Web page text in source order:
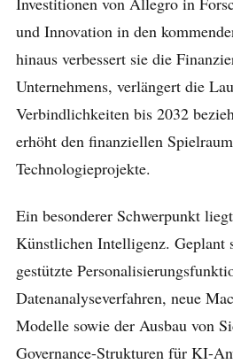
und Innovation in den
hinaus verbessert sie die
Unternehmens, verlängert die
Verbindlichkeiten bis 2032
erhöht den finanziellen
Technologieprojekte.
Ein besonderer Schwerpunkt
Künstlichen Intelligenz. Geplant
gestützte
Datenanalyseverfahren, neue
Modelle sowie der Ausbau von
Governance-Strukturen für KI-